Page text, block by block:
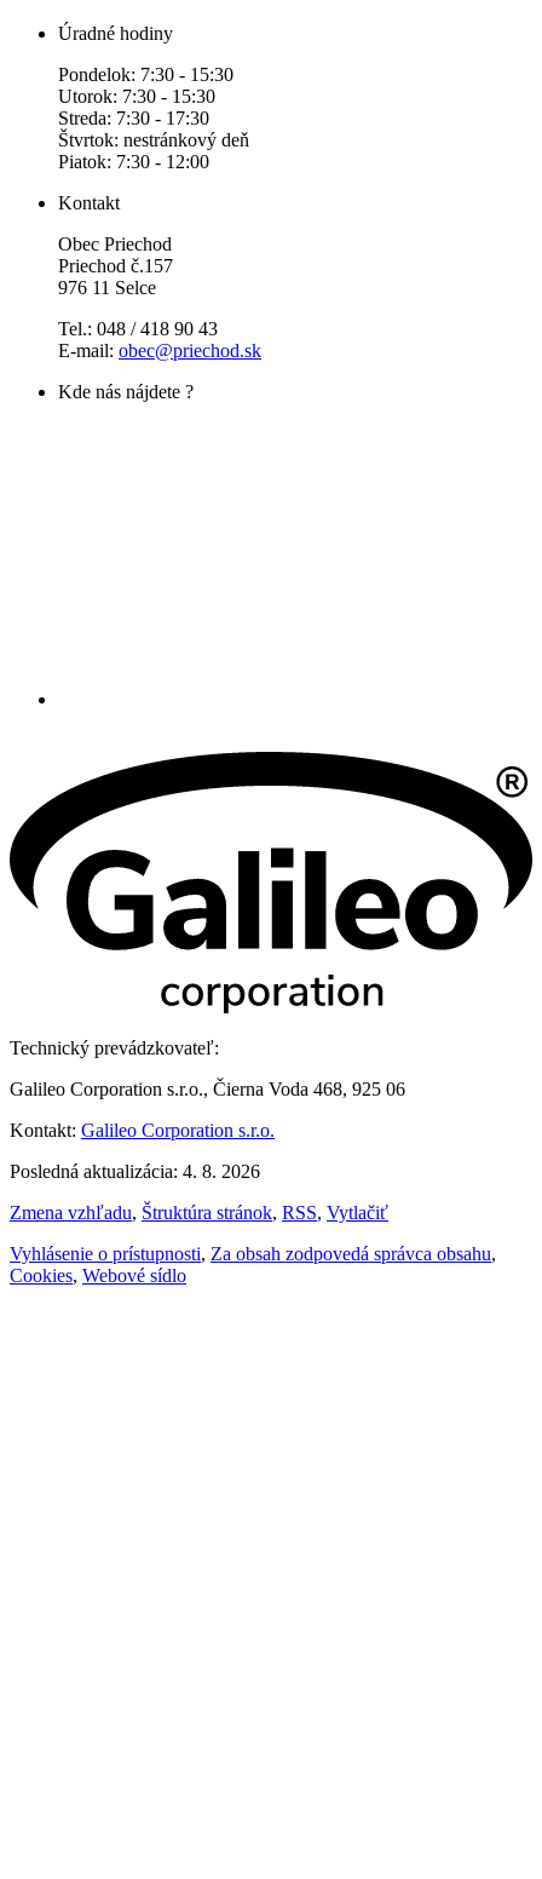
Úradné hodiny
Pondelok: 7:30 - 15:30
Utorok: 7:30 - 15:30
Streda: 7:30 - 17:30
Štvrtok: nestránkový deň
Piatok: 7:30 - 12:00
Kontakt
Obec Priechod
Priechod č.157
976 11 Selce
Tel.: 048 / 418 90 43
E-mail: obec@priechod.sk
Kde nás nájdete ?
Technický prevádzkovateľ:
Galileo Corporation s.r.o., Čierna Voda 468, 925 06
Kontakt: Galileo Corporation s.r.o.
Posledná aktualizácia: 4. 8. 2026
Zmena vzhľadu, Štruktúra stránok, RSS, Vytlačiť
Vyhlásenie o prístupnosti, Za obsah zodpovedá správca obsahu,
Cookies, Webové sídlo